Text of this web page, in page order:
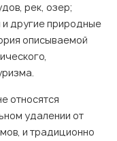
рек, озер;
другие природные
описываемой
относятся
удалении от
и традиционно